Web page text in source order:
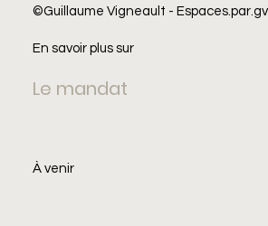
©Guillaume Vigneault - Espaces.par.gv
En savoir plus sur
Le mandat
À venir